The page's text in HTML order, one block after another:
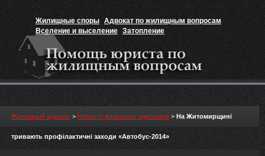
Жилищные споры Адвокат по жилищным вопросам
Вселение и выселение Затопление
Признание прав на жильё
Жилищный адвокат > Новости жилищных адвокатов > На Житомирщині
тривають профілактичні заходи «Автобус-2014»